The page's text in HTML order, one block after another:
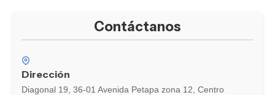
Contáctanos
Dirección
Diagonal 19, 36-01 Avenida Petapa zona 12, Centro